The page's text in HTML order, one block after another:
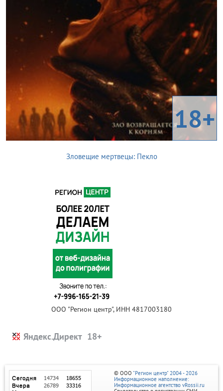
18+
Зловещие мертвецы: Пекло
ООО "Регион центр", ИНН 4817003180
Яндекс.Директ
© ООО "Регион центр" 2004 - 2026
Информационное наполнение:
Информационное агентство vRossii.ru